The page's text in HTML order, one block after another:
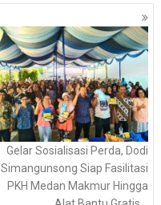
Gelar Sosialisasi Perda, Dodi
Simangunsong Siap Fasilitasi
PKH Medan Makmur Hingga